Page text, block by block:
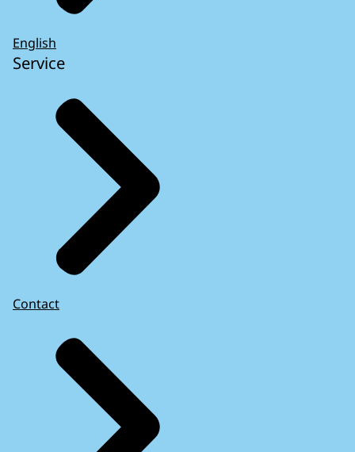
English
Service
Contact